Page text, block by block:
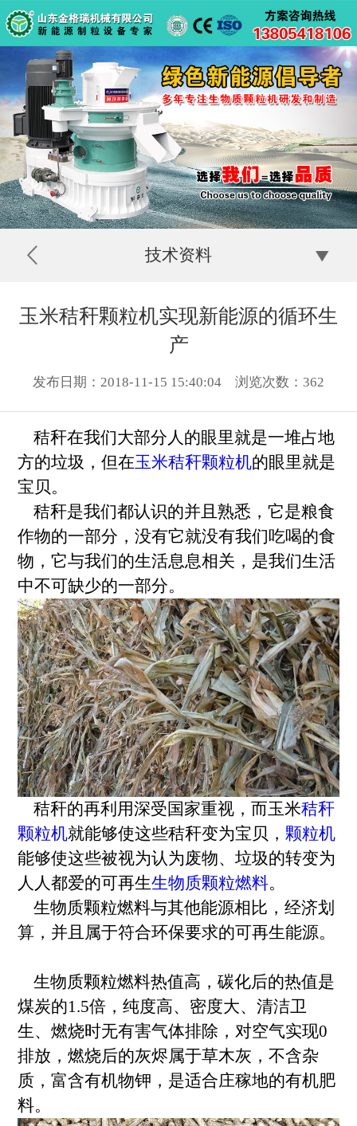
技术资料
玉米秸秆颗粒机实现新能源的循环生
产
发布日期：2018-11-15 15:40:04 浏览次数： 362
秸秆在我们大部分人的眼里就是一堆占地
方的垃圾，但在玉米秸秆颗粒机的眼里就是
宝贝。
秸秆是我们都认识的并且熟悉，它是粮食
作物的一部分，没有它就没有我们吃喝的食
物，它与我们的生活息息相关，是我们生活
中不可缺少的一部分。
秸秆的再利用深受国家重视，而玉米秸秆
颗粒机就能够使这些秸秆变为宝贝，颗粒机
能够使这些被视为认为废物、垃圾的转变为
人人都爱的可再生生物质颗粒燃料。
生物质颗粒燃料与其他能源相比，经济划
算，并且属于符合环保要求的可再生能源。
生物质颗粒燃料热值高，碳化后的热值是
煤炭的1.5倍，纯度高、密度大、清洁卫
生、燃烧时无有害气体排除，对空气实现0
排放，燃烧后的灰烬属于草木灰，不含杂
质，富含有机物钾，是适合庄稼地的有机肥
料。